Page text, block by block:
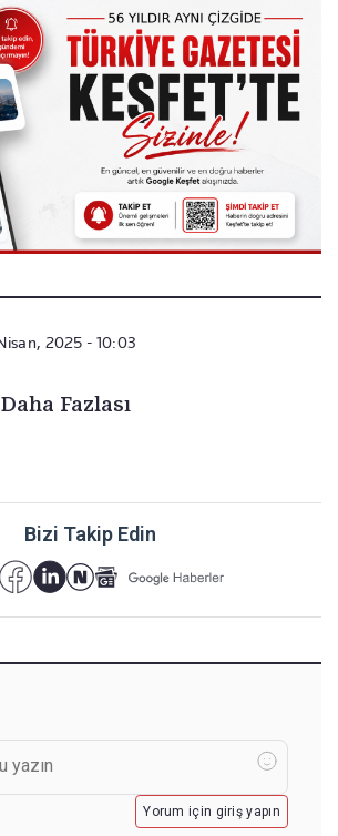
2025 - 10:03
Fazlası
Bizi Takip Edin
Yorum için giriş yapın